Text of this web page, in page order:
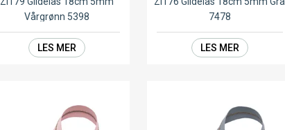
Vårgrønn 5398
LES MER
7478
LES MER